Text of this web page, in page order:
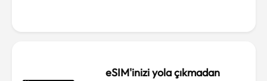
eSIM'inizi yola çıkmadan